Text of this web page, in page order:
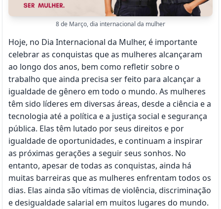
8 de Março, dia internacional da mulher
Hoje, no Dia Internacional da Mulher, é importante
celebrar as conquistas que as mulheres alcançaram
ao longo dos anos, bem como refletir sobre o
trabalho que ainda precisa ser feito para alcançar a
igualdade de gênero em todo o mundo. As mulheres
têm sido líderes em diversas áreas, desde a ciência e a
tecnologia até a política e a justiça social e segurança
pública. Elas têm lutado por seus direitos e por
igualdade de oportunidades, e continuam a inspirar
as próximas gerações a seguir seus sonhos. No
entanto, apesar de todas as conquistas, ainda há
muitas barreiras que as mulheres enfrentam todos os
dias. Elas ainda são vítimas de violência, discriminação
e desigualdade salarial em muitos lugares do mundo.